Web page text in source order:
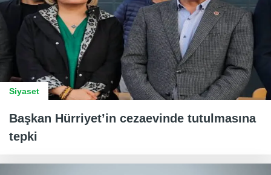
Siyaset
Başkan Hürriyet’in cezaevinde tutulmasına
tepki